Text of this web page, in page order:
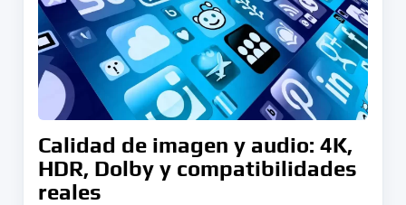
Calidad de imagen y audio: 4K,
HDR, Dolby y compatibilidades
reales